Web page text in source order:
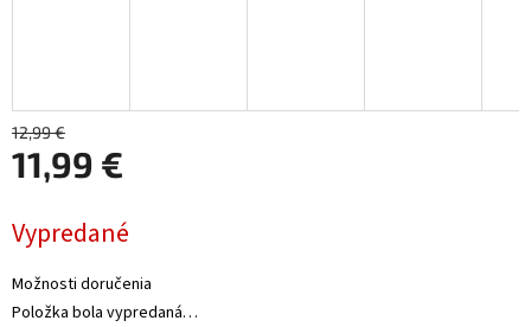
12,99 €
11,99 €
cena:
Vypredané
Možnosti doručenia
Položka bola vypredaná…